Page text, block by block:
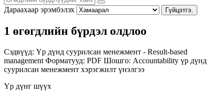
Дараахаар эрэмбэлэх Гүйцэтгэ.
1 өгөгдлийн бүрдэл олдлоо
Сэдвүүд: Үр дүнд суурилсан менежмент - Result-based
management Форматууд: PDF Шошго: Accountability үр дүнд
суурилсан менежмент хэрэгжилт үнэлгээ
Үр дүнг шүүх